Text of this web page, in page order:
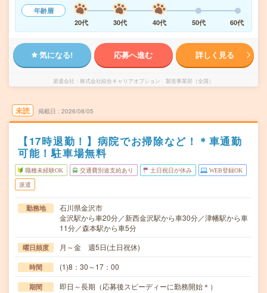
年齢層
20代
30代 40代 50代 60代
気になる! 応募へ進む 詳しく見る
派遣会社 株式会社綜合キャリアオプション 製造事業部（全国）
未読 掲載日 2026/08/05
【17時退勤！】病院でお掃除など！＊車通勤
可能！駐車場無料
職種未経験OK 交通費別途支給あり 土日祝日が休み WEB登録OK
派遣
勤務地
石川県金沢市
金沢駅から車20分／新西金沢駅から車30分／津幡駅から車
11分／森本駅から車5分
曜日頻度 月～金 週5日(土日祝休)
時間 (1)8：30～17：00
期間 即日～長期（応募後スピーディーに勤務開始＊）